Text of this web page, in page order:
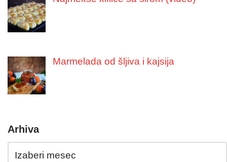
Marmelada od šljiva i kajsija
Arhiva